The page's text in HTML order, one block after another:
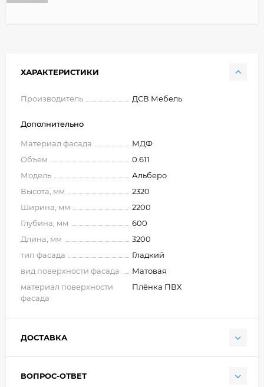
ХАРАКТЕРИСТИКИ
Производитель ДСВ Мебель
Дополнительно
Материал фасада
МДФ
Объем
0.611
Модель
Альберо
Высота, мм
2320
Ширина, мм
2200
Глубина, мм
600
Длина, мм
3200
тип фасада
Гладкий
вид поверхности фасада
Матовая
материал поверхности
фасада
Плёнка ПВХ
ДОСТАВКА
ВОПРОС-ОТВЕТ